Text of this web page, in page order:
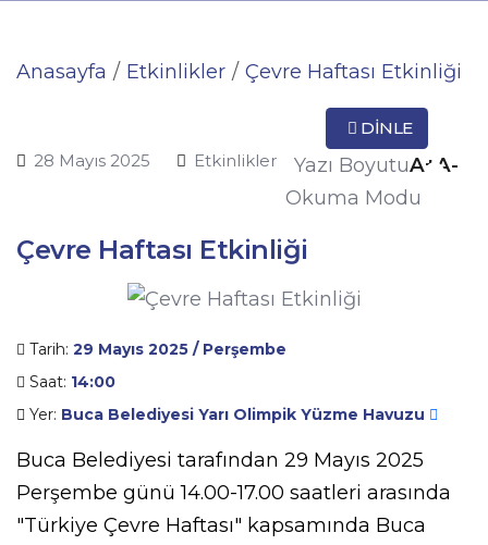
Anasayfa Etkinlikler Çevre Haftası Etkinliği
28 Mayıs 2025 Etkinlikler
DINLE
Yazı BoyutuA+ A-
Okuma Modu
Çevre Haftası Etkinliği
Tarih: 29 Mayıs 2025 / Perşembe
Saat: 14:00
Yer: Buca Belediyesi Yarı Olimpik Yüzme Havuzu
Buca Belediyesi tarafından 29 Mayıs 2025
Perşembe günü 14.00-17.00 saatleri arasında
"Türkiye Çevre Haftası" kapsamında Buca